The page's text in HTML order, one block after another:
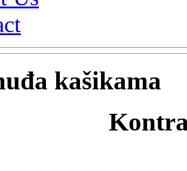
kašikama